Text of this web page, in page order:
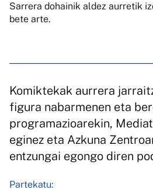
Sarrera dohainik aldez aurretik
bete arte.
Komiktekak aurrera
figura nabarmenen eta
programazioarekin,
eginez eta Azkuna
entzungai egongo diren
Partekatu: